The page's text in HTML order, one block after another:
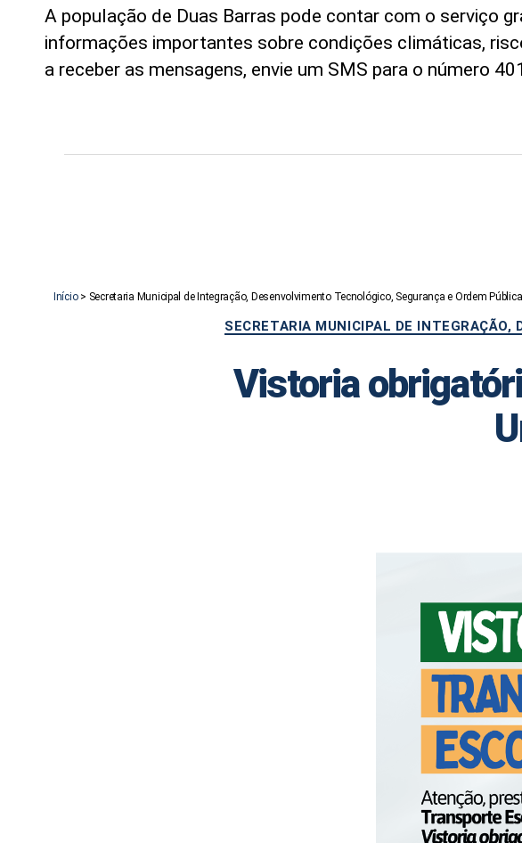
A população de Duas Barras pode contar com o serviço
informações importantes sobre condições climáticas,
a receber as mensagens, envie um SMS para o número
Início> Secretaria Municipal de Integração, Desenvolvimento Tecnológico, Segurança e Ordem Pública
SECRETARIA MUNICIPAL DE INTEGRAÇÃO,
Vistoria